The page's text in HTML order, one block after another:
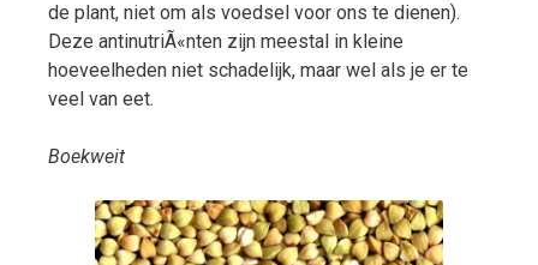
de plant, niet om als voedsel voor ons te dienen).
Deze antinutriÃ«nten zijn meestal in kleine
hoeveelheden niet schadelijk, maar wel als je er te
veel van eet.
Boekweit